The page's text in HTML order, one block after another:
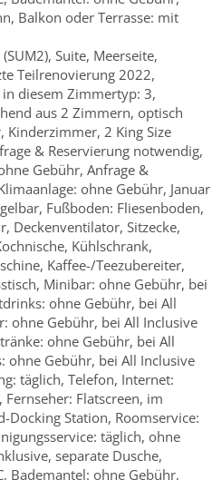
Balkon oder Terrasse: mit
Suite, Meerseite,
Teilrenovierung 2022,
diesem Zimmertyp: 3,
aus 2 Zimmern, optisch
Kinderzimmer, 2 King Size
& Reservierung notwendig,
Gebühr, Anfrage &
ohne Gebühr, Januar
Fußboden: Fliesenboden,
Deckenventilator, Sitzecke,
Kühlschrank,
Kaffee-/Teezubereiter,
Minibar: ohne Gebühr, bei
ohne Gebühr, bei All
ohne Gebühr, bei All Inclusive
ohne Gebühr, bei All
ohne Gebühr, bei All Inclusive
täglich, Telefon, Internet:
Flatscreen, im
Docking Station, Roomservice:
täglich, ohne
separate Dusche,
Bademantel: ohne Gebühr,